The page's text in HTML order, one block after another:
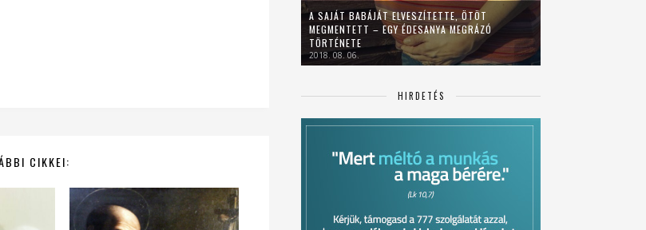
CIKKEI:
A SAJÁT BABÁJÁT ELVESZÍTETTE, ÖTÖT
MEGMENTETT – EGY ÉDESANYA MEGRÁZÓ
TÖRTÉNETE
2018. 08. 06.
HIRDETÉS